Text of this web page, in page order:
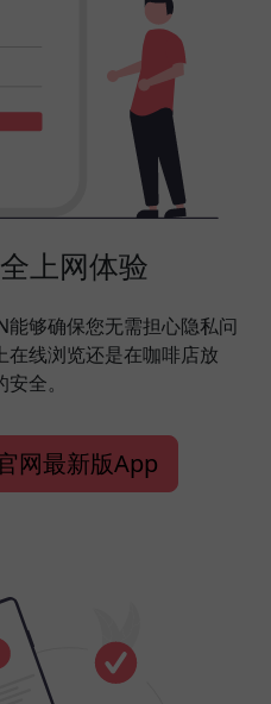
上网体验
能够确保您无需担心隐私问
在线浏览还是在咖啡店放
全。
网最新版App